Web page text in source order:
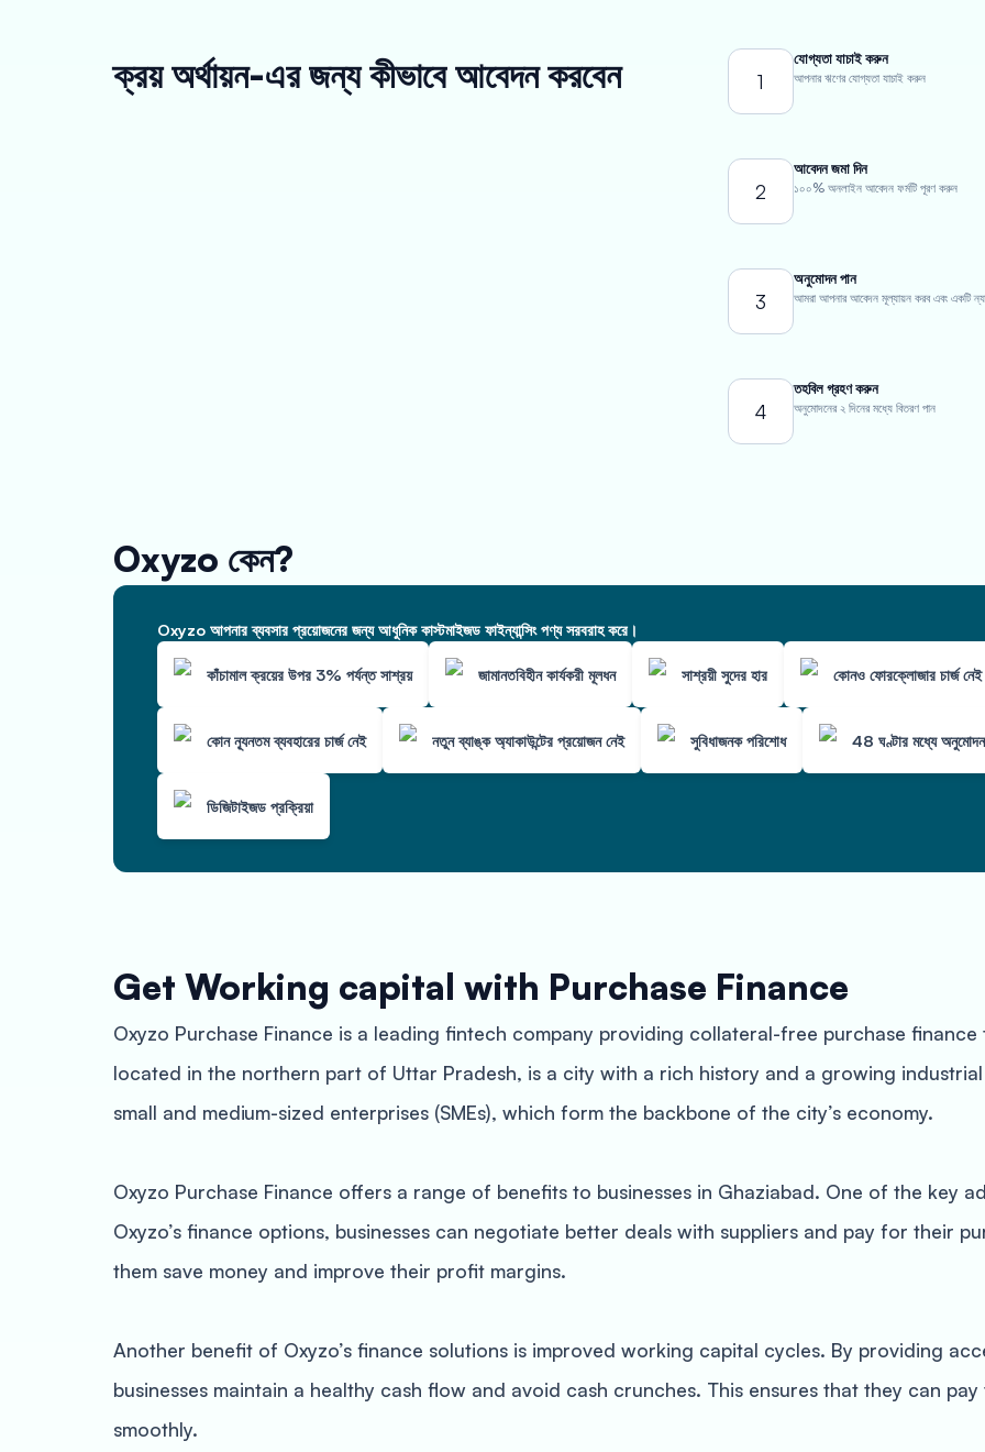
ক্রয় অর্থায়ন-এর জন্য কীভাবে আবেদন করবেন 1
যোগ্যতা যাচাই করুন
আপনার ঋণের যোগ্যতা যাচাই করুন
2
আবেদন জমা দিন
১০০% অনলাইন আবেদন ফর্মটি পূরণ করুন
3
অনুমোদন পান
আমরা আপনার আবেদন মূল্যায়ন করব এবং একটি
4
তহবিল গ্রহণ করুন
অনুমোদনের ২ দিনের মধ্যে বিতরণ পান
Oxyzo কেন?
Oxyzo আপনার ব্যবসার প্রয়োজনের জন্য আধুনিক কাস্টমাইজড ফাইন্যান্সিং পণ্য সরবরাহ করে।
কাঁচামাল ক্রয়ের উপর 3% পর্যন্ত সাশ্রয় জামানতবিহীন কার্যকরী মূলধন সাশ্রয়ী সুদের হার কোনও ফোরক্লোজার চার্জ নেই
কোন ন্যূনতম ব্যবহারের চার্জ নেই নতুন ব্যাঙ্ক অ্যাকাউন্টের প্রয়োজন নেই সুবিধাজনক পরিশোধ 48 ঘণ্টার মধ্যে অনুমোদন
ডিজিটাইজড প্রক্রিয়া
Get Working capital with Purchase Finance
Oxyzo Purchase Finance is a leading fintech company providing collateral-free purchase finance
located in the northern part of Uttar Pradesh, is a city with a rich history and a growing
small and medium-sized enterprises (SMEs), which form the backbone of the city’s economy.
Oxyzo Purchase Finance offers a range of benefits to businesses in Ghaziabad. One of the key
Oxyzo’s finance options, businesses can negotiate better deals with suppliers and pay for their
them save money and improve their profit margins.
Another benefit of Oxyzo’s finance solutions is improved working capital cycles. By providing
businesses maintain a healthy cash flow and avoid cash crunches. This ensures that they can
smoothly.